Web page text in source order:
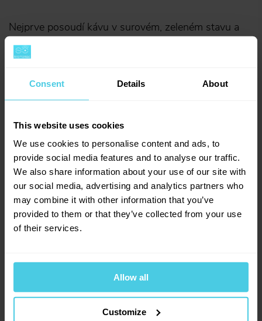
Consent Details About
This website uses cookies
We use cookies to personalise content and ads, to
provide social media features and to analyse our traffic.
We also share information about your use of our site with
our social media, advertising and analytics partners who
may combine it with other information that you’ve
provided to them or that they’ve collected from your use
of their services.
Allow all
Customize
Nejprve posoudí kávu v surovém, zeleném stavu a
poté si ji upraží, umele a odváží si přesné množství,
které zalije horkou vodou. Na otočný stůl si vzorky v
nasává vůni, ochutnává a zaznamenává svá zjištění
Teprve teď je káva, které se říká zelená či také
španělsky oro neboli zlato připravena pro export.
Velcí odběratelé vysílají přímo na farmu své nákupčí,
kteří osobně kontrolují kvalitu. Namátkou si vyberou
jeden pytel s potenciální dodávky a naberou hrst
zrnek. Pokud se jedná o prémiovou kvalitu nesmí být
ani jedno vadné – tedy malé, zlomené, špatně
tvarované apod., protože jinak klesá cena celé
Malá část produkce je určena pro místní trh – pro
turisty a luxusní kavárny v Antigue. Tyto zelená
zrnka jsou upražena při teplotě 180 - 250°C – téměř
2x se zvětší, změní barvu, chuť, vůni i strukturu. Do